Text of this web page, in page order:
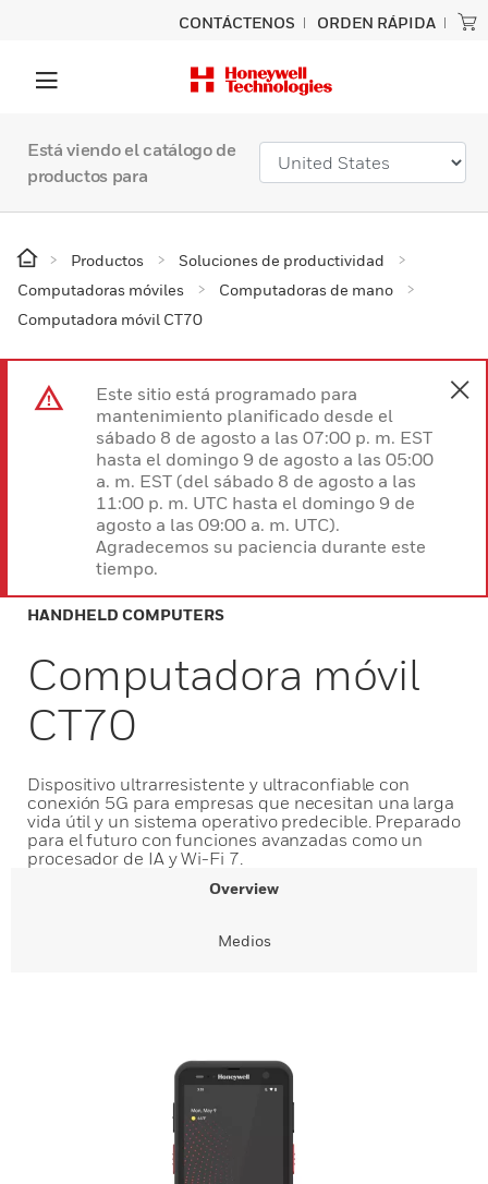
CONTÁCTENOS ORDEN RÁPIDA
Está viendo el catálogo de
productos para
Productos
Soluciones de productividad
Computadoras móviles
Computadoras de mano
Computadora móvil CT70
Este sitio está programado para
mantenimiento planificado desde el
sábado 8 de agosto a las 07:00 p. m. EST
hasta el domingo 9 de agosto a las 05:00
a. m. EST (del sábado 8 de agosto a las
11:00 p. m. UTC hasta el domingo 9 de
agosto a las 09:00 a. m. UTC).
Agradecemos su paciencia durante este
tiempo.
HANDHELD COMPUTERS
Computadora móvil
CT70
Dispositivo ultrarresistente y ultraconfiable con
conexión 5G para empresas que necesitan una larga
vida útil y un sistema operativo predecible. Preparado
para el futuro con funciones avanzadas como un
procesador de IA y Wi-Fi 7.
Overview
Medios